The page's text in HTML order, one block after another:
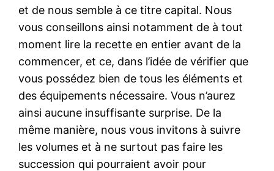
et de nous semble à ce titre capital. Nous
vous conseillons ainsi notamment de à tout
moment lire la recette en entier avant de la
commencer, et ce, dans l’idée de vérifier que
vous possédez bien de tous les éléments et
des équipements nécessaire. Vous n’aurez
ainsi aucune insuffisante surprise. De la
même manière, nous vous invitons à suivre
les volumes et à ne surtout pas faire les
succession qui pourraient avoir pour